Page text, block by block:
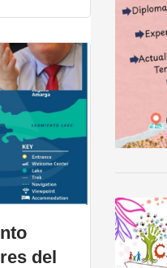
del